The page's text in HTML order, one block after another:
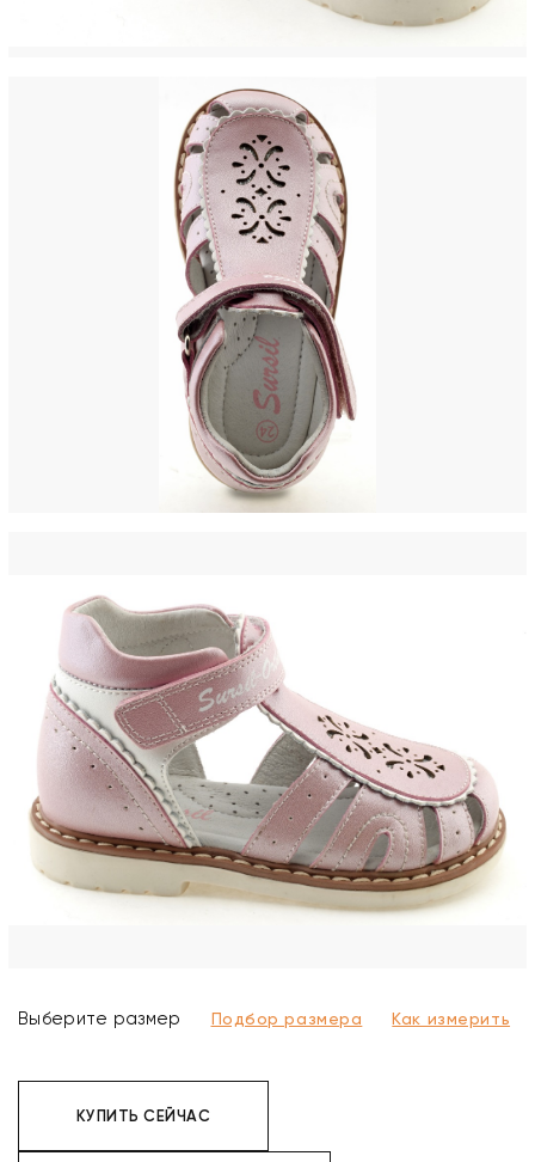
Выберите размер Подбор размера Как измерить
КУПИТЬ СЕЙЧАС